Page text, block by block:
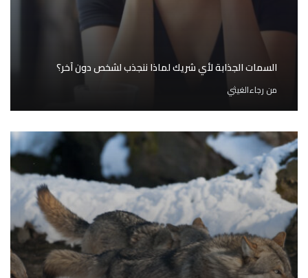
السمات الجذابة لأي شريك لماذا ننجذب لشخص دون آخر؟
من رجاءالغيثي